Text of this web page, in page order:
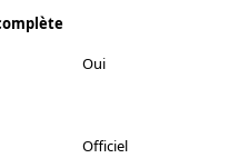
Oui
Officiel